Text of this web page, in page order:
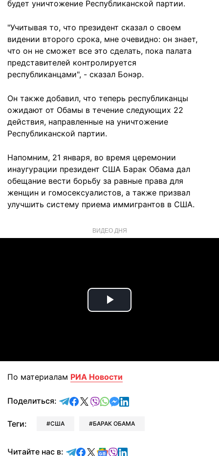
будет уничтожение Республиканской партии.
"Учитывая то, что президент сказал о своем
видении второго срока, мне очевидно: он знает,
что он не сможет все это сделать, пока палата
представителей контролируется
республиканцами", - сказал Бонэр.
Он также добавил, что теперь республиканцы
ожидают от Обамы в течение следующих 22
действия, направленные на уничтожение
Республиканской партии.
Напомним, 21 января, во время церемонии
инаугурации президент США Барак Обама дал
обещание вести борьбу за равные права для
женщин и гомосексуалистов, а также призвал
улучшить систему приема иммигрантов в США.
ВИДЕО ДНЯ
Play
По материалам РИА Новости
Поделиться: отправить в Telegram
поделиться в Facebook
поделиться в X
отправить в Viber
отправить в Whatsapp
отправить в Messenger
отправить в LinkedIn
Теги: США БАРАК ОБАМА
Читайте нас в: Читайте в Telegram
Читайте в Facebook
Читайте в X
Читайте в Google news
Читайте в Viber
Читайте в LinkedIn